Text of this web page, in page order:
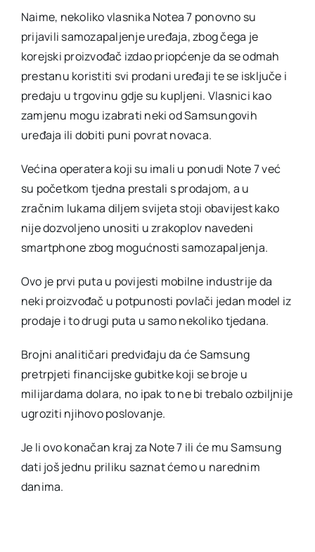
Naime, nekoliko vlasnika Notea 7 ponovno su
prijavili samozapaljenje uređaja, zbog čega je
korejski proizvođač izdao priopćenje da se odmah
prestanu koristiti svi prodani uređaji te se isključe i
predaju u trgovinu gdje su kupljeni. Vlasnici kao
zamjenu mogu izabrati neki od Samsungovih
uređaja ili dobiti puni povrat novaca.
Većina operatera koji su imali u ponudi Note 7 već
su početkom tjedna prestali s prodajom, a u
zračnim lukama diljem svijeta stoji obavijest kako
nije dozvoljeno unositi u zrakoplov navedeni
smartphone zbog mogućnosti samozapaljenja.
Ovo je prvi puta u povijesti mobilne industrije da
neki proizvođač u potpunosti povlači jedan model iz
prodaje i to drugi puta u samo nekoliko tjedana.
Brojni analitičari predviđaju da će Samsung
pretrpjeti financijske gubitke koji se broje u
milijardama dolara, no ipak to ne bi trebalo ozbiljnije
ugroziti njihovo poslovanje.
Je li ovo konačan kraj za Note 7 ili će mu Samsung
dati još jednu priliku saznat ćemo u narednim
danima.